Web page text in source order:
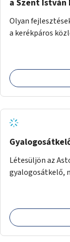
a Szent István
Olyan
a kerékpáros
Létesüljön az
gyalogosátkelő,